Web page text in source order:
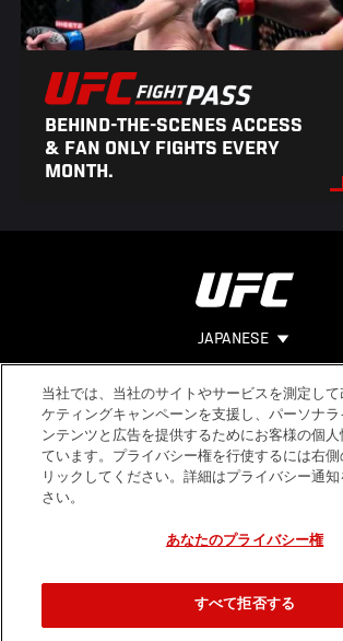
BEHIND-THE-SCENES ACCESS
& FAN ONLY FIGHTS EVERY
MONTH.
JAPANESE
Footer ヘルプ
法的事
利用規
個人情
当社では、当社のサイトやサービスを測定して
ケティングキャンペーンを支援し、パーソナラ
ンテンツと広告を提供するためにお客様の個人
ています。プライバシー権を行使するには右側
リックしてください。詳細はプライバシー通
さい。
あなたのプライバシー権
すべて拒否する